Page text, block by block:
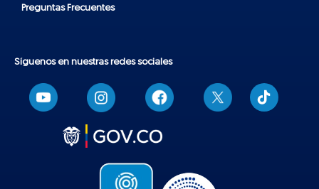
Preguntas Frecuentes
Síguenos en nuestras redes sociales
T
i
k